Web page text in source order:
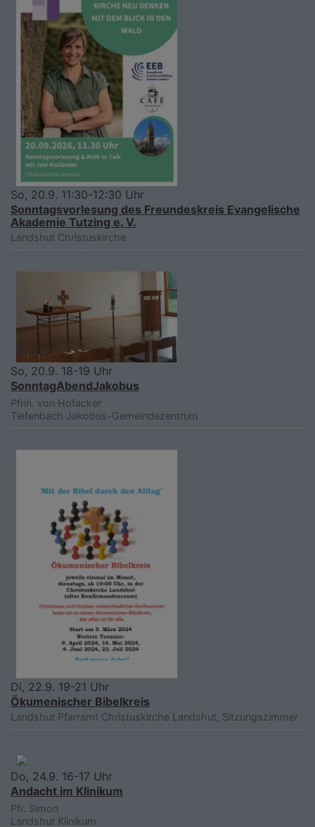
So, 20.9. 11:30-12:30 Uhr
Sonntagsvorlesung des Freundeskreis Evangelische
Akademie Tutzing e. V.
Landshut Christuskirche
So, 20.9. 18-19 Uhr
SonntagAbendJakobus
Pfrin. von Hofacker
Tiefenbach Jakobus-Gemeindezentrum
Di, 22.9. 19-21 Uhr
Ökumenischer Bibelkreis
Landshut Pfarramt Christuskirche Landshut, Sitzungszimmer
Do, 24.9. 16-17 Uhr
Andacht im Klinikum
Pfr. Simon
Landshut Klinikum